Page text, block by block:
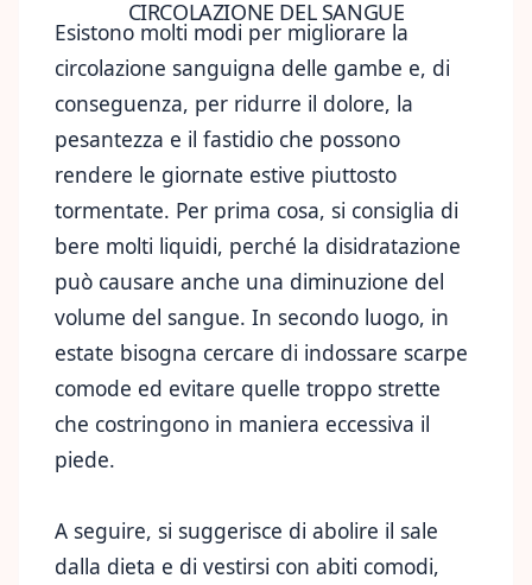
CIRCOLAZIONE DEL SANGUE
Esistono molti modi per migliorare la
circolazione sanguigna delle gambe e, di
conseguenza, per ridurre il dolore, la
pesantezza e il fastidio che possono
rendere le giornate estive piuttosto
tormentate. Per prima cosa, si consiglia di
bere molti liquidi, perché la disidratazione
può causare anche una diminuzione del
volume del sangue. In secondo luogo, in
estate bisogna cercare di indossare scarpe
comode ed evitare quelle troppo strette
che costringono in maniera eccessiva il
piede.
A seguire, si suggerisce di abolire il sale
dalla dieta e di vestirsi con abiti comodi,